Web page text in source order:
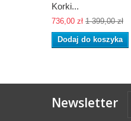
Korki...
736,00 zł 1 399,00 zł
Dodaj do koszyka
Newsletter